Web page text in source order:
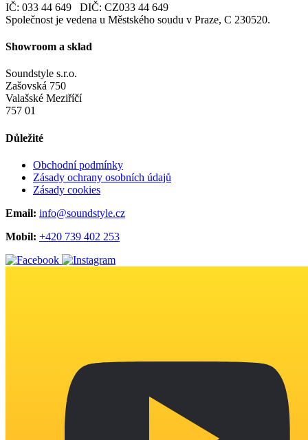
IČ: 033 44 649 DIČ: CZ033 44 649
Společnost je vedena u Městského soudu v Praze, C 230520.
Showroom a sklad
Soundstyle s.r.o.
Zašovská 750
Valašské Meziříčí
757 01
Důležité
Obchodní podmínky
Zásady ochrany osobních údajů
Zásady cookies
Email: info@soundstyle.cz
Mobil: +420 739 402 253